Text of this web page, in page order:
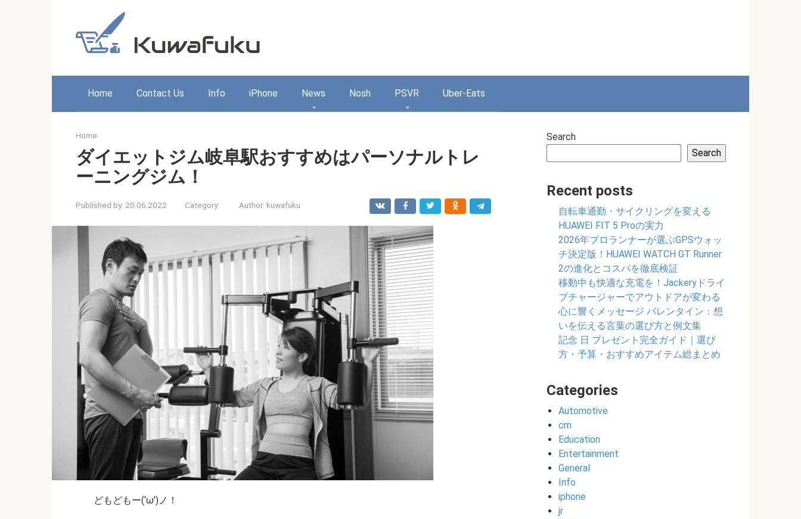
Home Contact Us Info iPhone News Nosh PSVR Uber-Eats
Home
ダイエットジム岐阜駅おすすめはパーソナルトレ
ーニングジム！
Published by: 20.06.2022 Category: Author: kuwafuku
どもどもー(‘ω’)ノ！
Search
Search
Recent posts
自転車通勤・サイクリングを変える
HUAWEI FIT 5 Proの実力
2026年プロランナーが選ぶGPSウォッ
チ決定版！HUAWEI WATCH GT Runner
2の進化とコスパを徹底検証
移動中も快適な充電を！Jackeryドライ
ブチャージャーでアウトドアが変わる
心に響くメッセージ バレンタイン：想
いを伝える言葉の選び方と例文集
記念 日 プレゼント完全ガイド｜選び
方・予算・おすすめアイテム総まとめ
Categories
Automotive
cm
Education
Entertainment
General
Info
iphone
jr